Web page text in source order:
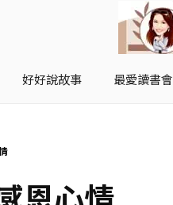
開課女王 李秋玉
拿起麥克風，影響全世界
好好說故事 最愛讀書會